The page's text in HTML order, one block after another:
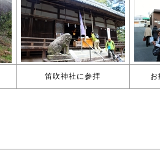
笛吹神社に参拝 お